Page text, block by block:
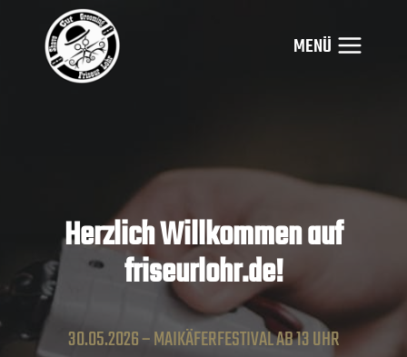
springen
MENÜ
Herzlich Willkommen auf
friseurlohr.de!
30.05.2026 – MAIKÄFERFESTIVAL AB 13 UHR